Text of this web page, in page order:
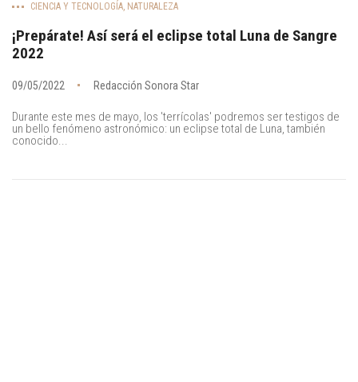
CIENCIA Y TECNOLOGÍA, NATURALEZA
¡Prepárate! Así será el eclipse total Luna de Sangre
2022
09/05/2022 Redacción Sonora Star
Durante este mes de mayo, los 'terrícolas' podremos ser testigos de
un bello fenómeno astronómico: un eclipse total de Luna, también
conocido...